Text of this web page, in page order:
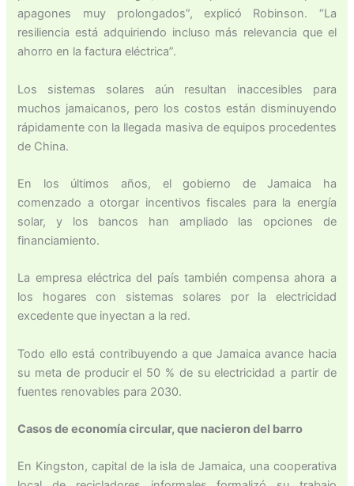
apagones muy prolongados”, explicó Robinson. “La
resiliencia está adquiriendo incluso más relevancia que el
ahorro en la factura eléctrica”.
Los sistemas solares aún resultan inaccesibles para
muchos jamaicanos, pero los costos están disminuyendo
rápidamente con la llegada masiva de equipos procedentes
de China.
En los últimos años, el gobierno de Jamaica ha
comenzado a otorgar incentivos fiscales para la energía
solar, y los bancos han ampliado las opciones de
financiamiento.
La empresa eléctrica del país también compensa ahora a
los hogares con sistemas solares por la electricidad
excedente que inyectan a la red.
Todo ello está contribuyendo a que Jamaica avance hacia
su meta de producir el 50 % de su electricidad a partir de
fuentes renovables para 2030.
Casos de economía circular, que nacieron del barro
En Kingston, capital de la isla de Jamaica, una cooperativa